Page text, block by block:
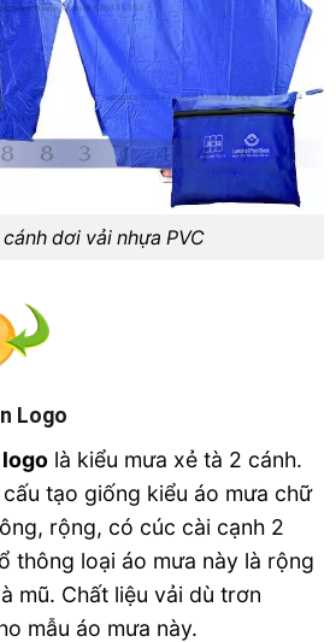
dơi vải nhựa PVC
Logo
là kiểu mưa xẻ tà 2 cánh.
tạo giống kiểu áo mưa chữ
rộng, có cúc cài cạnh 2
thông loại áo mưa này là rộng
mũ. Chất liệu vải dù trơn
mẫu áo mưa này.